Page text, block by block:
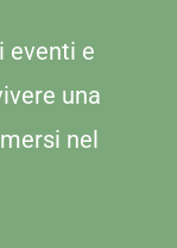
eventi e
una
nel